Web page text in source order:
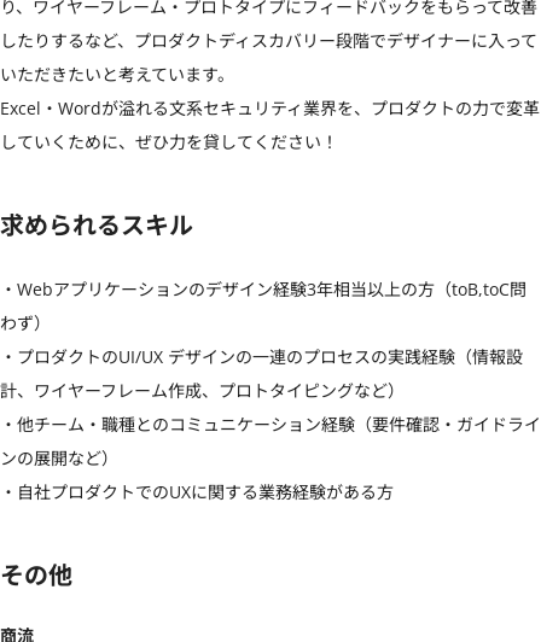
り、ワイヤーフレーム・プロトタイプにフィードバックをもらって改善
したりするなど、プロダクトディスカバリー段階でデザイナーに入って
いただきたいと考えています。
Excel・Wordが溢れる文系セキュリティ業界を、プロダクトの力で変革
していくために、ぜひ力を貸してください！
求められるスキル
・Webアプリケーションのデザイン経験3年相当以上の方（toB,toC問
わず）
・プロダクトのUI/UX デザインの一連のプロセスの実践経験（情報設
計、ワイヤーフレーム作成、プロトタイピングなど）
・他チーム・職種とのコミュニケーション経験（要件確認・ガイドライ
ンの展開など）
・自社プロダクトでのUXに関する業務経験がある方
その他
商流